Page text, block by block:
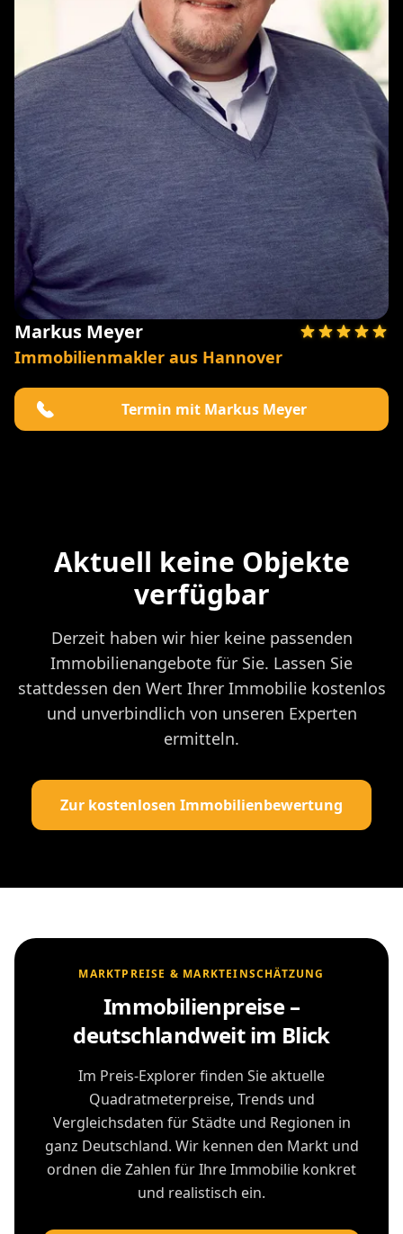
Markus Meyer
Immobilienmakler aus Hannover
Termin mit Markus Meyer
Aktuell keine Objekte
verfügbar
Derzeit haben wir hier keine passenden
Immobilienangebote für Sie. Lassen Sie
stattdessen den Wert Ihrer Immobilie kostenlos
und unverbindlich von unseren Experten
ermitteln.
Zur kostenlosen Immobilienbewertung
MARKTPREISE & MARKTEINSCHÄTZUNG
Immobilienpreise –
deutschlandweit im Blick
Im Preis-Explorer finden Sie aktuelle
Quadratmeterpreise, Trends und
Vergleichsdaten für Städte und Regionen in
ganz Deutschland. Wir kennen den Markt und
ordnen die Zahlen für Ihre Immobilie konkret
und realistisch ein.